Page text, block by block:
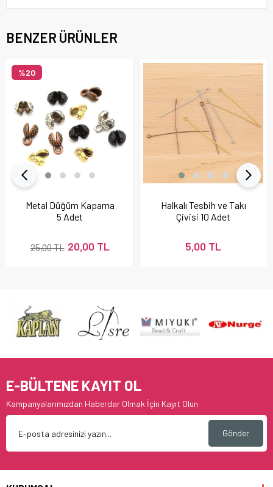
BENZER ÜRÜNLER
Metal Düğüm Kapama
5 Adet
20,00 TL
25,00 TL
%20
Halkalı Tesbih ve Takı
Çivisi 10 Adet
5,00 TL
E-BÜLTENE KAYIT OL
Kampanyalarımızdan Haberdar Olmak İçin Kayıt Olun
Gönder